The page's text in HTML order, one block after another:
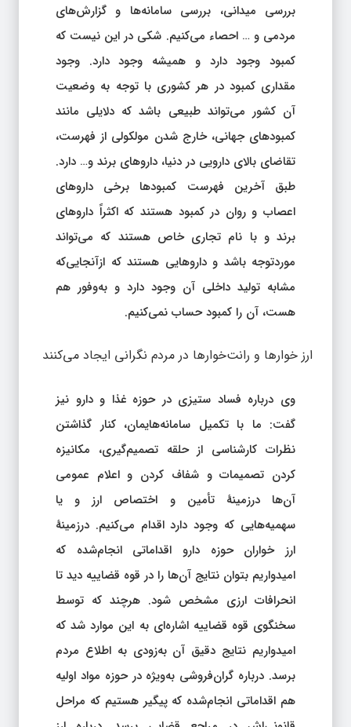
بررسی میدانی، بررسی سامانه‌ها و گزارش‌های
مردمی و … احصاء می‌کنیم. شکی در این نیست که
کمبود وجود دارد و همیشه وجود دارد. وجود
مقداری کمبود در هر کشوری با توجه به وضعیت
آن کشور می‌تواند طبیعی باشد که دلایلی مانند
کمبودهای جهانی، خارج شدن مولکولی از فهرست،
تقاضای بالای دارویی در دنیا، داروهای برند و… دارد.
طبق آخرین فهرست کمبودها برخی داروهای
اعصاب و روان در کمبود هستند که اکثراً داروهای
برند و با نام تجاری خاص هستند که می‌تواند
موردتوجه باشد و داروهایی هستند که ازآنجایی‌که
مشابه تولید داخلی آن وجود دارد و به‌وفور هم
هست، آن را کمبود حساب نمی‌کنیم.
ارز خوارها و رانت‌خوارها در مردم نگرانی ایجاد می‌کنند
وی درباره فساد ستیزی در حوزه غذا و دارو نیز
گفت: ما با تکمیل سامانه‌هایمان، کنار گذاشتن
نظرات کارشناسی از حلقه تصمیم‌گیری، مکانیزه
کردن تصمیمات و شفاف کردن و اعلام عمومی
آن‌ها درزمینهٔ تأمین و اختصاص ارز و یا
سهمیه‌هایی که وجود دارد اقدام می‌کنیم. درزمینهٔ
ارز خواران حوزه دارو اقداماتی انجام‌شده که
امیدواریم بتوان نتایج آن‌ها را در قوه قضاییه دید تا
انحرافات ارزی مشخص شود. هرچند که توسط
سخنگوی قوه قضاییه اشاره‌ای به این موارد شد که
امیدواریم نتایج دقیق آن به‌زودی به اطلاع مردم
برسد. درباره گران‌فروشی به‌ویژه در حوزه مواد اولیه
هم اقداماتی انجام‌شده که پیگیر هستیم که مراحل